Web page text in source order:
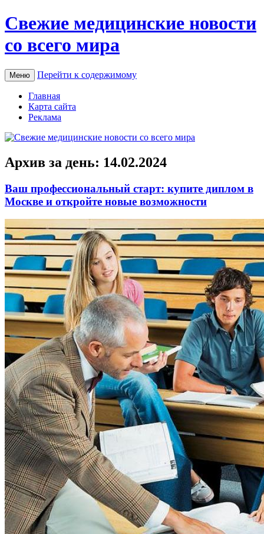
Свежие медицинские новости
со всего мира
Меню Перейти к содержимому
Главная
Карта сайта
Реклама
Архив за день: 14.02.2024
Ваш профессиональный старт: купите диплом в
Москве и откройте новые возможности